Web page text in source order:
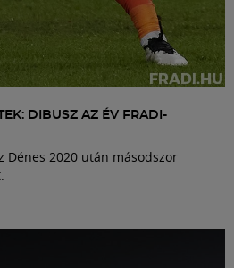
DIBUSZ AZ ÉV FRADI-
Dénes 2020 után másodszor